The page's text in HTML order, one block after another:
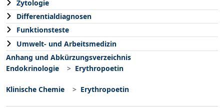
Zytologie
Differentialdiagnosen
Funktionsteste
Umwelt- und Arbeitsmedizin
Anhang und Abkürzungsverzeichnis
Endokrinologie
Erythropoetin
Klinische Chemie Erythropoetin